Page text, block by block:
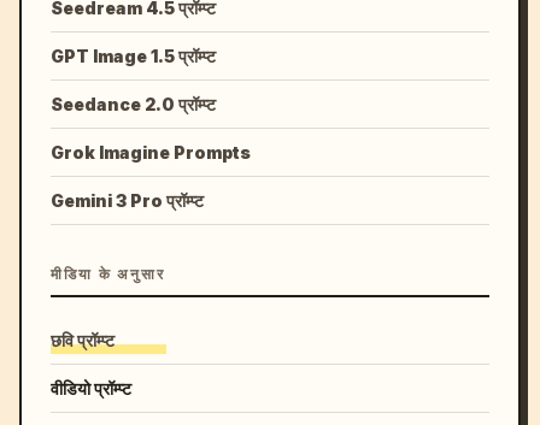
Seedream 4.5 प्रॉम्प्ट
GPT Image 1.5 प्रॉम्प्ट
Seedance 2.0 प्रॉम्प्ट
Grok Imagine Prompts
Gemini 3 Pro प्रॉम्प्ट
मीडिया के अनुसार
छवि प्रॉम्प्ट
वीडियो प्रॉम्प्ट